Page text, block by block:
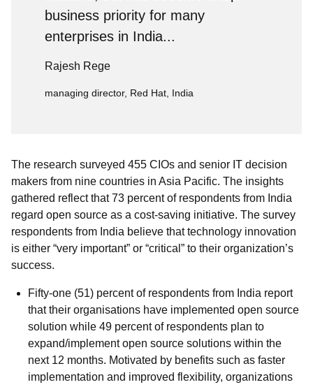
business priority for many
enterprises in India...
Rajesh Rege
managing director, Red Hat, India
The research surveyed 455 CIOs and senior IT decision
makers from nine countries in Asia Pacific. The insights
gathered reflect that 73 percent of respondents from India
regard open source as a cost-saving initiative. The survey
respondents from India believe that technology innovation
is either “very important” or “critical” to their organization’s
success.
Fifty-one (51) percent of respondents from India report
that their organisations have implemented open source
solution while 49 percent of respondents plan to
expand/implement open source solutions within the
next 12 months. Motivated by benefits such as faster
implementation and improved flexibility, organizations